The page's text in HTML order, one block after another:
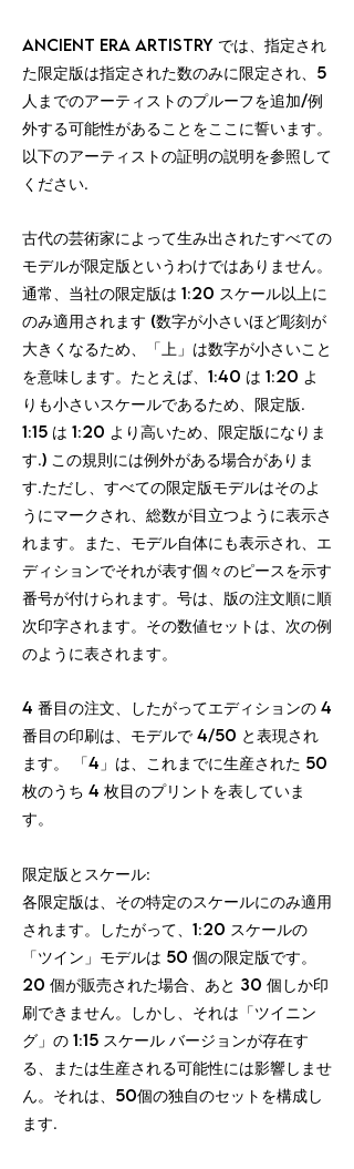
Ancient Era Artistry では、指定され
た限定版は指定された数のみに限定され、5
人までのアーティストのプルーフを追加/例
外する可能性があることをここに誓います。
以下のアーティストの証明の説明を参照して
ください.
古代の芸術家によって生み出されたすべての
モデルが限定版というわけではありません。
通常、当社の限定版は 1:20 スケール以上に
のみ適用されます (数字が小さいほど彫刻が
大きくなるため、「上」は数字が小さいこと
を意味します。たとえば、1:40 は 1:20 よ
りも小さいスケールであるため、限定版.
1:15 は 1:20 より高いため、限定版になりま
す.) この規則には例外がある場合がありま
す.ただし、すべての限定版モデルはそのよ
うにマークされ、総数が目立つように表示さ
れます。また、モデル自体にも表示され、エ
ディションでそれが表す個々のピースを示す
番号が付けられます。号は、版の注文順に順
次印字されます。その数値セットは、次の例
のように表されます。
4 番目の注文、したがってエディションの 4
番目の印刷は、モデルで 4/50 と表現され
ます。 「4」は、これまでに生産された 50
枚のうち 4 枚目のプリントを表していま
す。
限定版とスケール:
各限定版は、その特定のスケールにのみ適用
されます。したがって、1:20 スケールの
「ツイン」モデルは 50 個の限定版です。
20 個が販売された場合、あと 30 個しか印
刷できません。しかし、それは「ツイニン
グ」の 1:15 スケール バージョンが存在す
る、または生産される可能性には影響しませ
ん。それは、50個の独自のセットを構成し
ます.